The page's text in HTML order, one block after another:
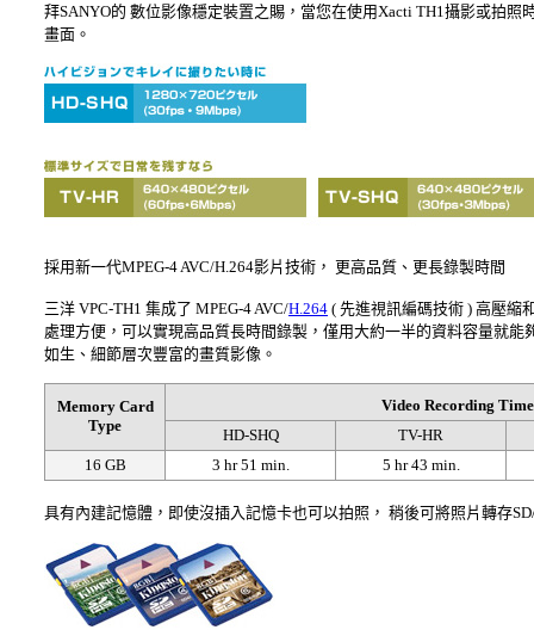
拜SANYO的 數位影像穩定裝置之賜，當您在使用Xacti TH1攝影或拍
畫面。
採用新一代MPEG-4 AVC/H.264影片技術， 更高品質、更長錄製時間
三洋 VPC-TH1 集成了 MPEG-4 AVC/H.264 ( 先進視訊編碼技術 ) 高壓縮
處理方便，可以實現高品質長時間錄製，僅用大約一半的資料容量就
如生、細節層次豐富的畫質影像。
Memory Card
Type
Video Recording
HD-SHQ
TV-HR
16 GB
3 hr 51 min. 5 hr 43 min.
具有內建記憶體，即使沒插入記憶卡也可以拍照， 稍後可將照片轉存